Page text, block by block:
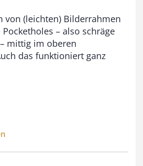
von (leichten) Bilderrahmen
– also schräge
mittig im oberen
das funktioniert ganz